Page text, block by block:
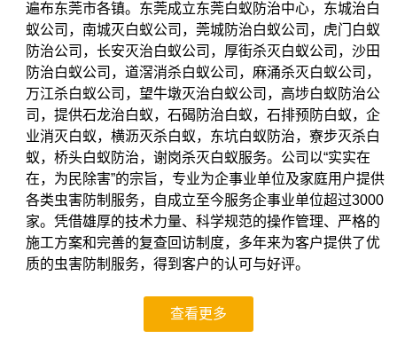
遍布东莞市各镇。东莞成立东莞白蚁防治中心，东城治白
蚁公司，南城灭白蚁公司，莞城防治白蚁公司，虎门白蚁
防治公司，长安灭治白蚁公司，厚街杀灭白蚁公司，沙田
防治白蚁公司，道滘消杀白蚁公司，麻涌杀灭白蚁公司，
万江杀白蚁公司，望牛墩灭治白蚁公司，高埗白蚁防治公
司，提供石龙治白蚁，石碣防治白蚁，石排预防白蚁，企
业消灭白蚁，横沥灭杀白蚁，东坑白蚁防治，寮步灭杀白
蚁，桥头白蚁防治，谢岗杀灭白蚁服务。公司以“实实在
在，为民除害”的宗旨，专业为企事业单位及家庭用户提供
各类虫害防制服务，自成立至今服务企事业单位超过3000
家。凭借雄厚的技术力量、科学规范的操作管理、严格的
施工方案和完善的复查回访制度，多年来为客户提供了优
质的虫害防制服务，得到客户的认可与好评。
查看更多